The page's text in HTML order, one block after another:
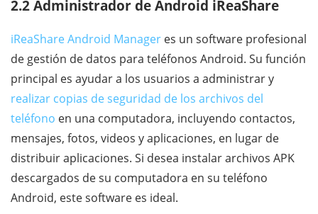
2.2 Administrador de Android iReaShare
iReaShare Android Manager es un software profesional
de gestión de datos para teléfonos Android. Su función
principal es ayudar a los usuarios a administrar y
realizar copias de seguridad de los archivos del
teléfono en una computadora, incluyendo contactos,
mensajes, fotos, videos y aplicaciones, en lugar de
distribuir aplicaciones. Si desea instalar archivos APK
descargados de su computadora en su teléfono
Android, este software es ideal.